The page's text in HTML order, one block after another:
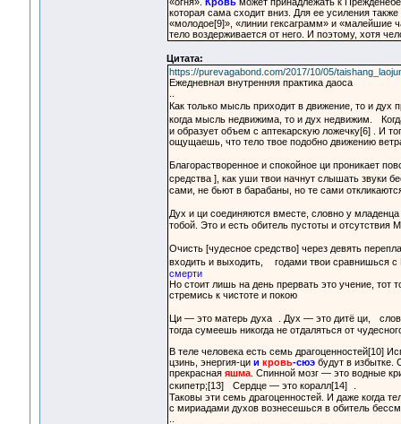
которая сама сходит вниз. Для ее усиления
«молодое[9]», «линии гексаграмм» и «малейшие
тело воздерживается от него. И поэтому, хотя
Цитата:
https://purevagabond.com/2017/10/05/
Ежедневная внутренняя практика даоса
Как только мысль приходит в движение, то и
когда мысль недвижима, то и дух недвижим.
и образует объем с аптекарскую ложечку[6] . И
ощущаешь, что тело твое подобно движению
Благорастворенное и спокойное ци проникает
средства ], как уши твои начнут слышать звуки
сами, не бьют в барабаны, но те сами
Дух и ци соединяются вместе, словно у
тобой. Это и есть обитель пустоты и
Очисть [чудесное средство] через девять
входить и выходить, годами твои
смерти
Но стоит лишь на день прервать это учение, тот
стремись к чистоте и покою
Ци — это матерь духа . Дух — это дитё ци,
тогда сумеешь никогда не отдаляться от
В теле человека есть семь драгоценностей[10]
цзинь, энергия-ци и кровь-сюэбудут в избытке.
прекрасная яшма. Спинной мозг — это водные
скипетр;[13] Сердце — это коралл[14] .
Таковы эти семь драгоценностей. И даже когда
с мириадами духов вознесешься в обитель